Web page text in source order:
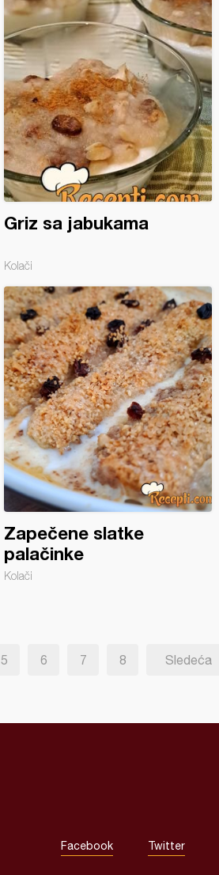
Griz sa jabukama
Kolači
Zapečene slatke
palačinke
Kolači
5 6 7 8 Sledeća
Facebook Twitter